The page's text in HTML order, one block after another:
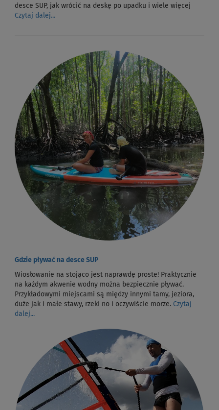
desce SUP, jak wrócić na deskę po upadku i wiele więcej
Czytaj dalej...
Gdzie pływać na desce SUP
Wiosłowanie na stojąco jest naprawdę proste! Praktycznie
na każdym akwenie wodny można bezpiecznie pływać.
Przykładowymi miejscami są między innymi tamy, jeziora,
duże jak i małe stawy, rzeki no i oczywiście morze. Czytaj
dalej...